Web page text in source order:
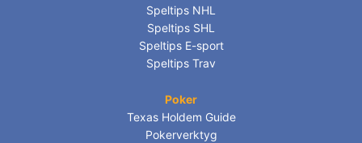
Speltips NHL
Speltips SHL
Speltips E-sport
Speltips Trav
Poker
Texas Holdem Guide
Pokerverktyg